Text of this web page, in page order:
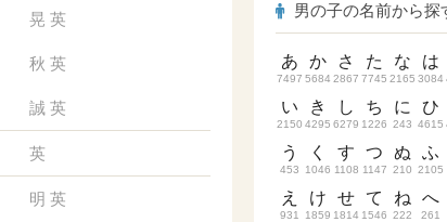
晃 英
秋 英
誠 英
英
明 英
男の子の名前から探
あ
7497
い
2150
う
453
え
931
か
5684
き
4295
く
1046
け
1859
さ
2867
し
6279
す
1108
せ
1814
た
7745
ち
1226
つ
1147
て
1546
な
2165
に
243
ぬ
210
ね
222
は
3084
ひ
4615
ふ
2105
へ
261